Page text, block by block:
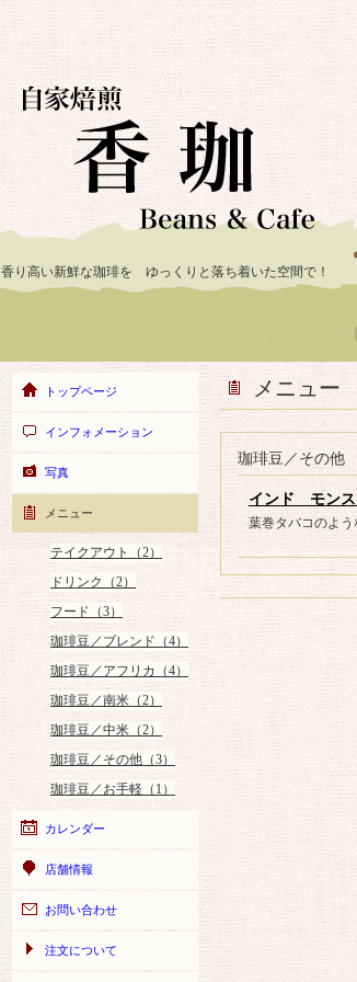
香り高い新鮮な珈琲を ゆっくりと落ち着いた空間で！
メニュー
珈琲豆／その他
インド モンス
葉巻タバコのよ
トップページ
インフォメーション
写真
メニュー
テイクアウト（2）
ドリンク（2）
フード（3）
珈琲豆／ブレンド（4）
珈琲豆／アフリカ（4）
珈琲豆／南米（2）
珈琲豆／中米（2）
珈琲豆／その他（3）
珈琲豆／お手軽（1）
カレンダー
店舗情報
お問い合わせ
注文について